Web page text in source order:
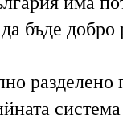
бъде
разделено